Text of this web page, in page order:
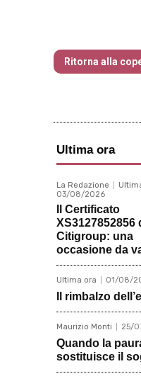
Ritorna alla
Ultima ora
La Redazione
03/08/2026
Il Certificato
XS3127852856
Citigroup: una
occasione da
Ultima ora 01/08/
Il rimbalzo
Maurizio Monti 25/
Quando la
sostituisce il